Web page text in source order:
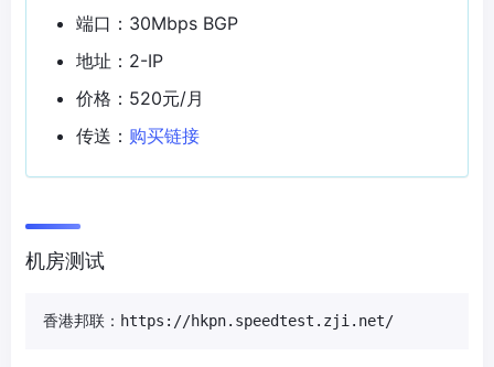
端口：30Mbps BGP
地址：2-IP
价格：520元/月
传送： 购买链接
机房测试
香港邦联：https://hkpn.speedtest.zji.net/